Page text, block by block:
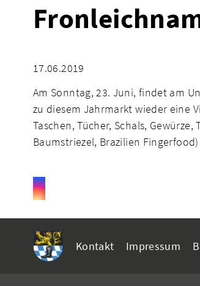
17.06.2019
Am Sonntag, 23. Juni, findet am
zu diesem Jahrmarkt wieder eine
Taschen, Tücher, Schals,
Baumstriezel, Brazilien
Kontakt Impressum